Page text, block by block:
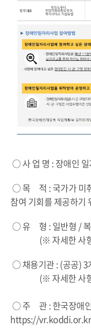
○ 사 업 명 : 장애인
○ 목 적 : 국가가 미
참여 기회를 제공하기
○ 유 형 : 일반형 / 복
(※ 자세한 사항은
○ 채용기관 : (공공) 3
(※ 자세한 사항은
○ 주 관 : 한국장애
https://